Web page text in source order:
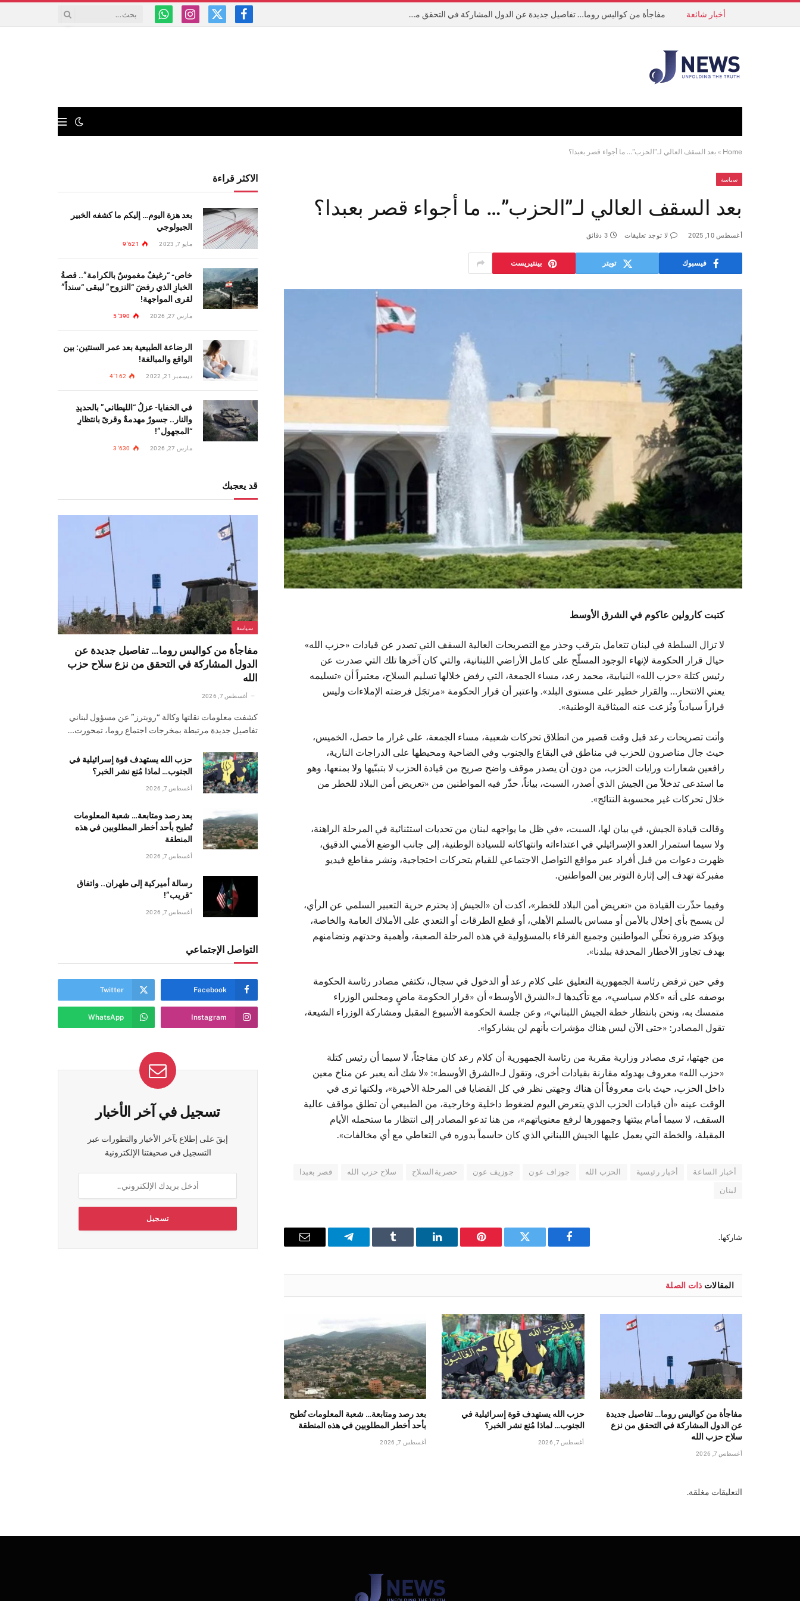
أخبار شائعة مفاجأة من كواليس روما… تفاصيل جديدة عن الدول المشاركة في التحقق من نزع سلاح حزب الله
فيسبوكX
الانستغرامواتساب
Home
» بعد السقف العالي لـ”الحزب”… ما أجواء قصر بعبدا؟
سياسة
بعد السقف العالي لـ”الحزب”… ما أجواء قصر بعبدا؟
أغسطس 10, 2025 لا توجد تعليقات 3 دقائق
فيسبوك تويتر بينتيريست
كتبت كارولين عاكوم في الشرق الأوسط
لا تزال السلطة في لبنان تتعامل بترقب وحذر مع التصريحات العالية السقف التي تصدر عن قيادات «حزب الله»
حيال قرار الحكومة لإنهاء الوجود المسلّح على كامل الأراضي اللبنانية، والتي كان آخرها تلك التي صدرت عن
رئيس كتلة «حزب الله» النيابية، محمد رعد، مساء الجمعة، التي رفض خلالها تسليم السلاح، معتبراً أن «تسليمه
يعني الانتحار… والقرار خطير على مستوى البلد». واعتبر أن قرار الحكومة «مرتجَل فرضته الإملاءات وليس
قراراً سيادياً ونُزعت عنه الميثاقية الوطنية».
وأتت تصريحات رعد قبل وقت قصير من انطلاق تحركات شعبية، مساء الجمعة، على غرار ما حصل، الخميس،
حيث جال مناصرون للحزب في مناطق في البقاع والجنوب وفي الضاحية ومحيطها على الدراجات النارية،
رافعين شعارات ورايات الحزب، من دون أن يصدر موقف واضح صريح من قيادة الحزب لا بتبنّيها ولا بمنعها، وهو
ما استدعى تدخلاً من الجيش الذي أصدر، السبت، بياناً، حذّر فيه المواطنين من «تعريض أمن البلاد للخطر من
خلال تحركات غير محسوبة النتائج».
وقالت قيادة الجيش، في بيان لها، السبت، «في ظل ما يواجهه لبنان من تحديات استثنائية في المرحلة الراهنة،
ولا سيما استمرار العدو الإسرائيلي في اعتداءاته وانتهاكاته للسيادة الوطنية، إلى جانب الوضع الأمني الدقيق،
ظهرت دعوات من قبل أفراد عبر مواقع التواصل الاجتماعي للقيام بتحركات احتجاجية، ونشر مقاطع فيديو
مفبركة تهدف إلى إثارة التوتر بين المواطنين.
وفيما حذّرت القيادة من «تعريض أمن البلاد للخطر»، أكدت أن «الجيش إذ يحترم حرية التعبير السلمي عن الرأي،
لن يسمح بأي إخلال بالأمن أو مساس بالسلم الأهلي، أو قطع الطرقات أو التعدي على الأملاك العامة والخاصة،
ويؤكد ضرورة تحلّي المواطنين وجميع الفرقاء بالمسؤولية في هذه المرحلة الصعبة، وأهمية وحدتهم وتضامنهم
بهدف تجاوز الأخطار المحدقة ببلدنا».
وفي حين ترفض رئاسة الجمهورية التعليق على كلام رعد أو الدخول في سجال، تكتفي مصادر رئاسة الحكومة
بوصفه على أنه «كلام سياسي»، مع تأكيدها لـ«الشرق الأوسط» أن «قرار الحكومة ماضٍ ومجلس الوزراء
متمسك به، ونحن بانتظار خطة الجيش اللبناني»، وعن جلسة الحكومة الأسبوع المقبل ومشاركة الوزراء الشيعة،
تقول المصادر: «حتى الآن ليس هناك مؤشرات بأنهم لن يشاركوا».
من جهتها، ترى مصادر وزارية مقربة من رئاسة الجمهورية أن كلام رعد كان مفاجئاً، لا سيما أن رئيس كتلة
«حزب الله» معروف بهدوئه مقارنة بقيادات أخرى، وتقول لـ«الشرق الأوسط»: «لا شك أنه يعبر عن مناخ معين
داخل الحزب، حيث بات معروفاً أن هناك وجهتي نظر في كل القضايا في المرحلة الأخيرة»، ولكنها ترى في
الوقت عينه «أن قيادات الحزب الذي يتعرض اليوم لضغوط داخلية وخارجية، من الطبيعي أن تطلق مواقف عالية
السقف، لا سيما أمام بيئتها وجمهورها لرفع معنوياتهم»، من هنا تدعو المصادر إلى انتظار ما ستحمله الأيام
المقبلة، والخطة التي يعمل عليها الجيش اللبناني الذي كان حاسماً بدوره في التعاطي مع أي مخالفات».
أخبار الساعة أخبار رئيسية الحزب الله جوزاف عون جوزيف عون حصريةالسلاح سلاح حزب الله قصر بعبدا
لبنان
شاركها.
فيسبوك تويتر بينتيريستلينكدإن Tumblr تيلقرام
البريد
المقالات ذات الصلة
مفاجأة من كواليس روما… تفاصيل جديدة
عن الدول المشاركة في التحقق من نزع
سلاح حزب الله
أغسطس 7, 2026
حزب الله يستهدف قوة إسرائيلية في
الجنوب… لماذا مُنع نشر الخبر؟
أغسطس 7, 2026
بعد رصد ومتابعة… شعبة المعلومات تُطيح
بأحد أخطر المطلوبين في هذه المنطقة
أغسطس 7, 2026
التعليقات مغلقة.
الاكثر قراءة
بعد هزة اليوم… إليكم ما كشفه الخبير
الجيولوجي
مايو 7, 2023 9٬621
خاص- “رغيفٌ مغموسٌ بالكرامة”.. قصةُ
الخبازِ الذي رفضَ “النزوح” ليبقى “سنداً”
لقرى المواجهة!
مارس 27, 2026 5٬390
الرضاعة الطبيعية بعد عمر السنتين: بين
الواقع والمبالغة!
ديسمبر 21, 2022 4٬162
في الخفايا- عزلُ “الليطاني” بالحديدِ
والنار.. جسورٌ مهدمةٌ وقرىً بانتظارِ
“المجهول”!
مارس 27, 2026 3٬630
قد يعجبك
سياسة
مفاجأة من كواليس روما… تفاصيل جديدة عن
الدول المشاركة في التحقق من نزع سلاح حزب
الله
أغسطس 7, 2026
كشفت معلومات نقلتها وكالة “رويترز” عن مسؤول لبناني
تفاصيل جديدة مرتبطة بمخرجات اجتماع روما، تمحورت…
حزب الله يستهدف قوة إسرائيلية في
الجنوب… لماذا مُنع نشر الخبر؟
أغسطس 7, 2026
بعد رصد ومتابعة… شعبة المعلومات
تُطيح بأحد أخطر المطلوبين في هذه
المنطقة
أغسطس 7, 2026
رسالة أميركية إلى طهران.. واتفاق
“قريب”!
أغسطس 7, 2026
التواصل الإجتماعي
Facebook
Twitter
Instagram
WhatsApp
تسجيل في آخر الأخبار
إبقَ على إطلاع بآخر الأخبار والتطورات عبر
التسجيل في صحيفتنا الإلكترونية